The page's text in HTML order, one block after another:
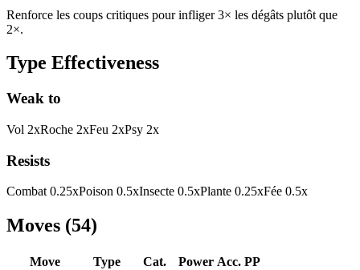
Renforce les coups critiques pour infliger 3× les dégâts plutôt que
2×.
Type Effectiveness
Weak to
Vol 2xRoche 2xFeu 2xPsy 2x
Resists
Combat 0.25xPoison 0.5xInsecte 0.5xPlante 0.25xFée 0.5x
Moves (54)
Move Type Cat. Power Acc. PP